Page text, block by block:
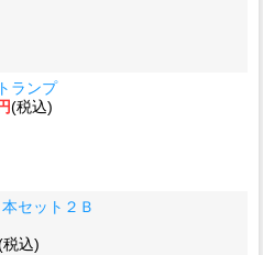
ランプ
(税込)
セット２Ｂ
税込)